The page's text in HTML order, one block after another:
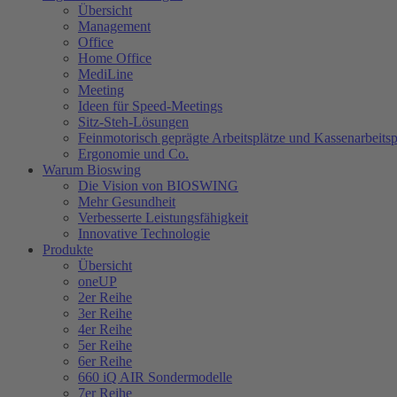
Übersicht
Management
Office
Home Office
MediLine
Meeting
Ideen für Speed-Meetings
Sitz-Steh-Lösungen
Feinmotorisch geprägte Arbeitsplätze und
Ergonomie und Co.
Warum Bioswing
Die Vision von BIOSWING
Mehr Gesundheit
Verbesserte Leistungsfähigkeit
Innovative Technologie
Produkte
Übersicht
oneUP
2er Reihe
3er Reihe
4er Reihe
5er Reihe
6er Reihe
660 iQ AIR Sondermodelle
7er Reihe